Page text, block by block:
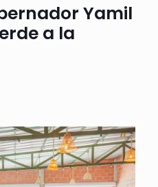
Yamil
a la